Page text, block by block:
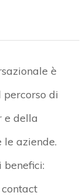
è
di
e della
aziende.